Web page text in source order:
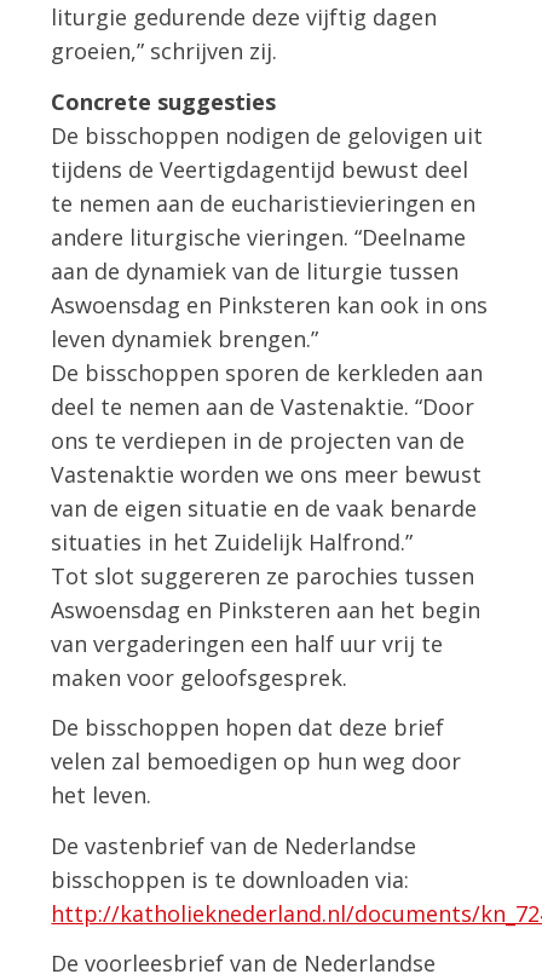
liturgie gedurende deze vijftig dagen
groeien,” schrijven zij.
Concrete suggesties
De bisschoppen nodigen de gelovigen uit
tijdens de Veertigdagentijd bewust deel
te nemen aan de eucharistievieringen en
andere liturgische vieringen. “Deelname
aan de dynamiek van de liturgie tussen
Aswoensdag en Pinksteren kan ook in ons
leven dynamiek brengen.”
De bisschoppen sporen de kerkleden aan
deel te nemen aan de Vastenaktie. “Door
ons te verdiepen in de projecten van de
Vastenaktie worden we ons meer bewust
van de eigen situatie en de vaak benarde
situaties in het Zuidelijk Halfrond.”
Tot slot suggereren ze parochies tussen
Aswoensdag en Pinksteren aan het begin
van vergaderingen een half uur vrij te
maken voor geloofsgesprek.
De bisschoppen hopen dat deze brief
velen zal bemoedigen op hun weg door
het leven.
De vastenbrief van de Nederlandse
bisschoppen is te downloaden via:
http://katholieknederland.nl/documents/
De voorleesbrief van de Nederlandse